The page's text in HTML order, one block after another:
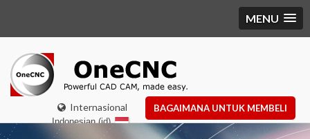
MENU
Internasional BAGAIMANA UNTUK MEMBELI
Indonesian (id)